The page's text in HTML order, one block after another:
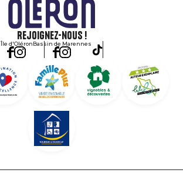
Rejoignez-nous !
Île d'OléronBassin de Marennes